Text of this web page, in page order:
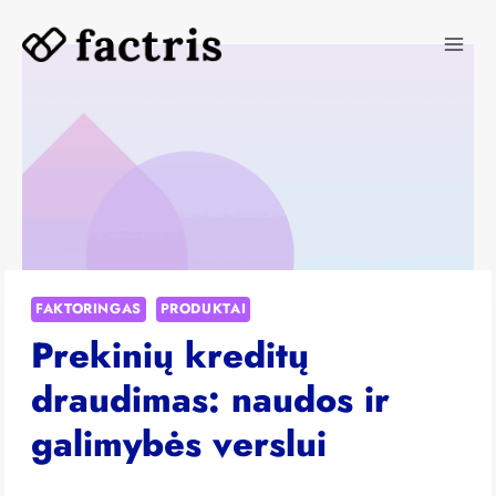
FAKTORINGAS PRODUKTAI
Prekinių kreditų
draudimas: naudos ir
galimybės verslui